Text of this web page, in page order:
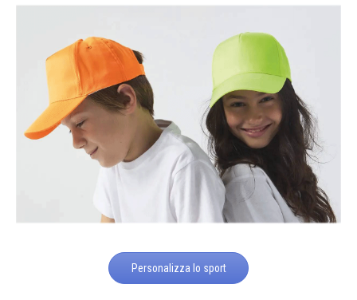
Personalizza lo sport